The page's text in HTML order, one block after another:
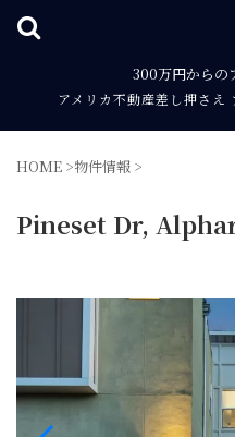
300万円からの
アメリカ不動産差し押さえ
HOME >物件情報 >
Pineset Dr,